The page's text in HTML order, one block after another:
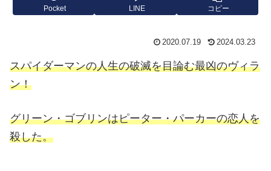
Pocket LINE コピー
2020.07.19 2024.03.23
スパイダーマンの人生の破滅を目論む最凶のヴィラ
ン！
グリーン・ゴブリンはピーター・パーカーの恋人を
殺した。